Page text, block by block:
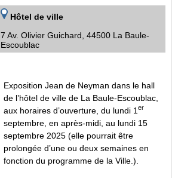
Hôtel de ville
7 Av. Olivier Guichard, 44500 La Baule-
Escoublac
Exposition Jean de Neyman dans le hall
de l’hôtel de ville de La Baule-Escoublac,
aux horaires d’ouverture, du lundi 1 er
septembre, en après-midi, au lundi 15
septembre 2025 (elle pourrait être
prolongée d’une ou deux semaines en
fonction du programme de la Ville.).